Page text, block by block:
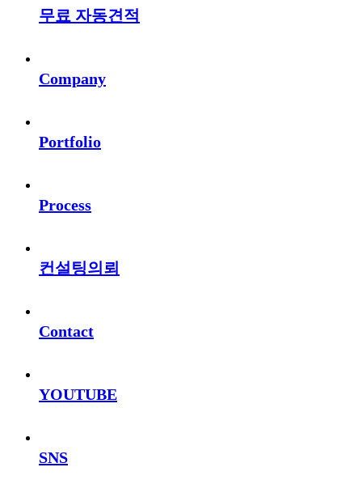
무료 자동견적
Company
Portfolio
Process
컨설팅의뢰
Contact
YOUTUBE
SNS